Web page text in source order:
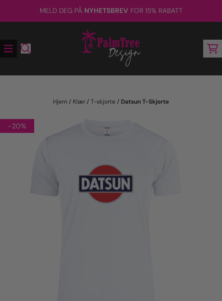
Hopp til innholdMELD DEG PÅ NYHETSBREV FOR 15% RABATT
Hjem / Klær / T-skjorte / Datsun T-Skjorte
-20%